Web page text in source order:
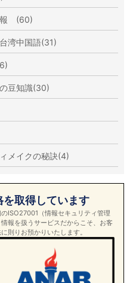
報 (60)
湾中国語(31)
豆知識(30)
メイクの秘訣(4)
取得しています
ISO27001（情報セキュリティ管理
報を扱うサービスだからこそ、お客
則りお預かりいたします。